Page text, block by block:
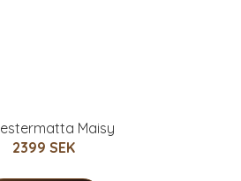
Maisy
2399 SEK